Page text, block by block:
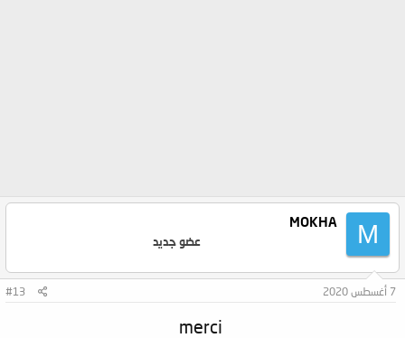
M
MOKHA
عضو جديد
7 أغسطس 2020 #13
merci